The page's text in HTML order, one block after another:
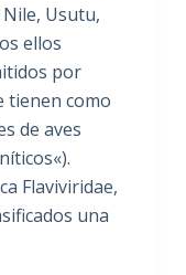
Usutu,
ellos
por
tienen como
de aves
Flaviviridae,
una